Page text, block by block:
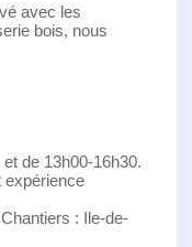
avec les
bois, nous
de 13h00-16h30.
expérience
: Ile-de-